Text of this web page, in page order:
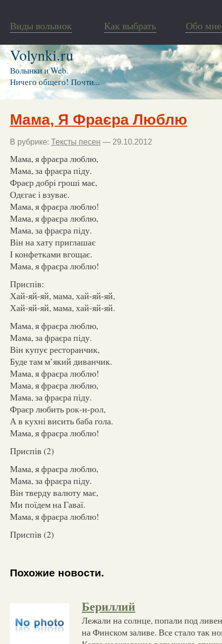
Виды волынок Как выбрать Обо мне
Volynki.ru
Волынки и Web.
Ничего общего! Почти...
Мама, Я Фраєра Люблю
В рубрике: Тексты песен — 29.10.2012
Мама, я фраєра люблю,
Мама, за фраєра піду.
Фраєр добрі гроші має,
Одєгає і взуває.
Мама, я фраєра люблю!
Мама, я фраєра люблю,
Мама, за фраєра піду.
Він на хату приглашає
І конфетками вгощає.
Мама, я фраєра люблю!
Приспів:
Хай-яй-яй, мама, хай-яй-яй,
Хай-яй-яй, мама, хай-яй-яй.
Мама, я фраєра люблю,
Мама, за фраєра піду.
Він купує ресторанчик,
Буде там м’який диванчик.
Мама, я фраєра люблю!
Мама, я фраєра люблю,
Мама, за фраєра піду.
Фраєр любить рок-н-рол,
А в кухні висить баба гола.
Мама, я фраєра люблю!
Приспів (2)
Мама, я фраєра люблю,
Мама, за фраєра піду.
Він тверду валюту має,
Ми поїдем на Гаваї.
Мама, я фраєра люблю!
Приспів (2)
Похожие новости.
Бериллий
Лежали на солнце, попали под
на Финском заливе. Все стало так